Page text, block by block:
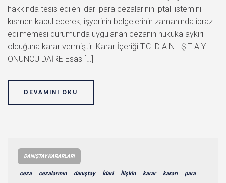
hakkında tesis edilen idari para cezalarının iptali istemini
kısmen kabul ederek, işyerinin belgelerinin zamanında ibraz
edilmemesi durumunda uygulanan cezanın hukuka aykırı
olduğuna karar vermiştir. Karar İçeriği T.C. D A N I Ş T A Y
ONUNCU DAİRE Esas […]
DEVAMINI OKU
DANIŞTAY KARARLARI
ceza cezalarının danıştay İdari İlişkin karar kararı para